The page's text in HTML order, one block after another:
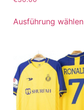
mit
von 5
Ausführung wählen